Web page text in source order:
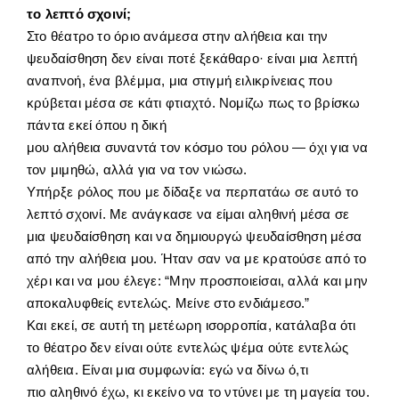
το λεπτό σχοινί;
Στο θέατρο το όριο ανάμεσα στην αλήθεια και την
ψευδαίσθηση δεν είναι ποτέ ξεκάθαρο· είναι μια λεπτή
αναπνοή, ένα βλέμμα, μια στιγμή ειλικρίνειας που
κρύβεται μέσα σε κάτι φτιαχτό. Νομίζω πως το βρίσκω
πάντα εκεί όπου η δική
μου αλήθεια συναντά τον κόσμο του ρόλου — όχι για να
τον μιμηθώ, αλλά για να τον νιώσω.
Υπήρξε ρόλος που με δίδαξε να περπατάω σε αυτό το
λεπτό σχοινί. Με ανάγκασε να είμαι αληθινή μέσα σε
μια ψευδαίσθηση και να δημιουργώ ψευδαίσθηση μέσα
από την αλήθεια μου. Ήταν σαν να με κρατούσε από το
χέρι και να μου έλεγε: “Μην προσποιείσαι, αλλά και μην
αποκαλυφθείς εντελώς. Μείνε στο ενδιάμεσο.”
Και εκεί, σε αυτή τη μετέωρη ισορροπία, κατάλαβα ότι
το θέατρο δεν είναι ούτε εντελώς ψέμα ούτε εντελώς
αλήθεια. Είναι μια συμφωνία: εγώ να δίνω ό,τι
πιο αληθινό έχω, κι εκείνο να το ντύνει με τη μαγεία του.